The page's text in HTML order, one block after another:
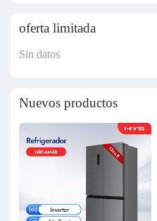
oferta limitada
Sin datos
Nuevos productos